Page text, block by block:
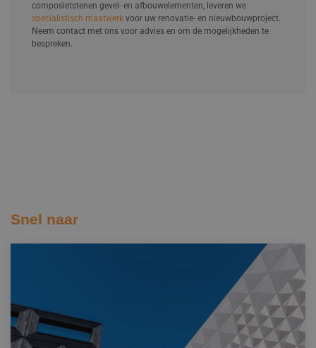
composietstenen gevel- en afbouwelementen, leveren we
specialistisch maatwerk voor uw renovatie- en nieuwbouwproject.
Neem contact met ons voor advies en om de mogelijkheden te
bespreken.
Snel naar